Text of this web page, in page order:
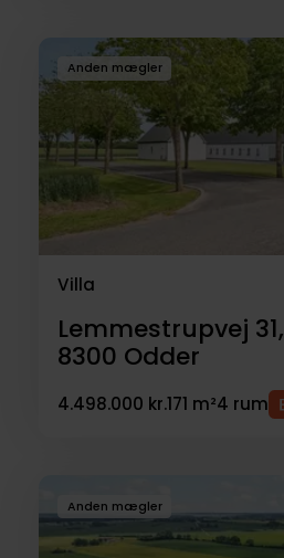
Anden mægler
Villa
Lemmestrupvej 31,
8300 Odder
4.498.000 kr.171 m²4 rum
Anden mægler